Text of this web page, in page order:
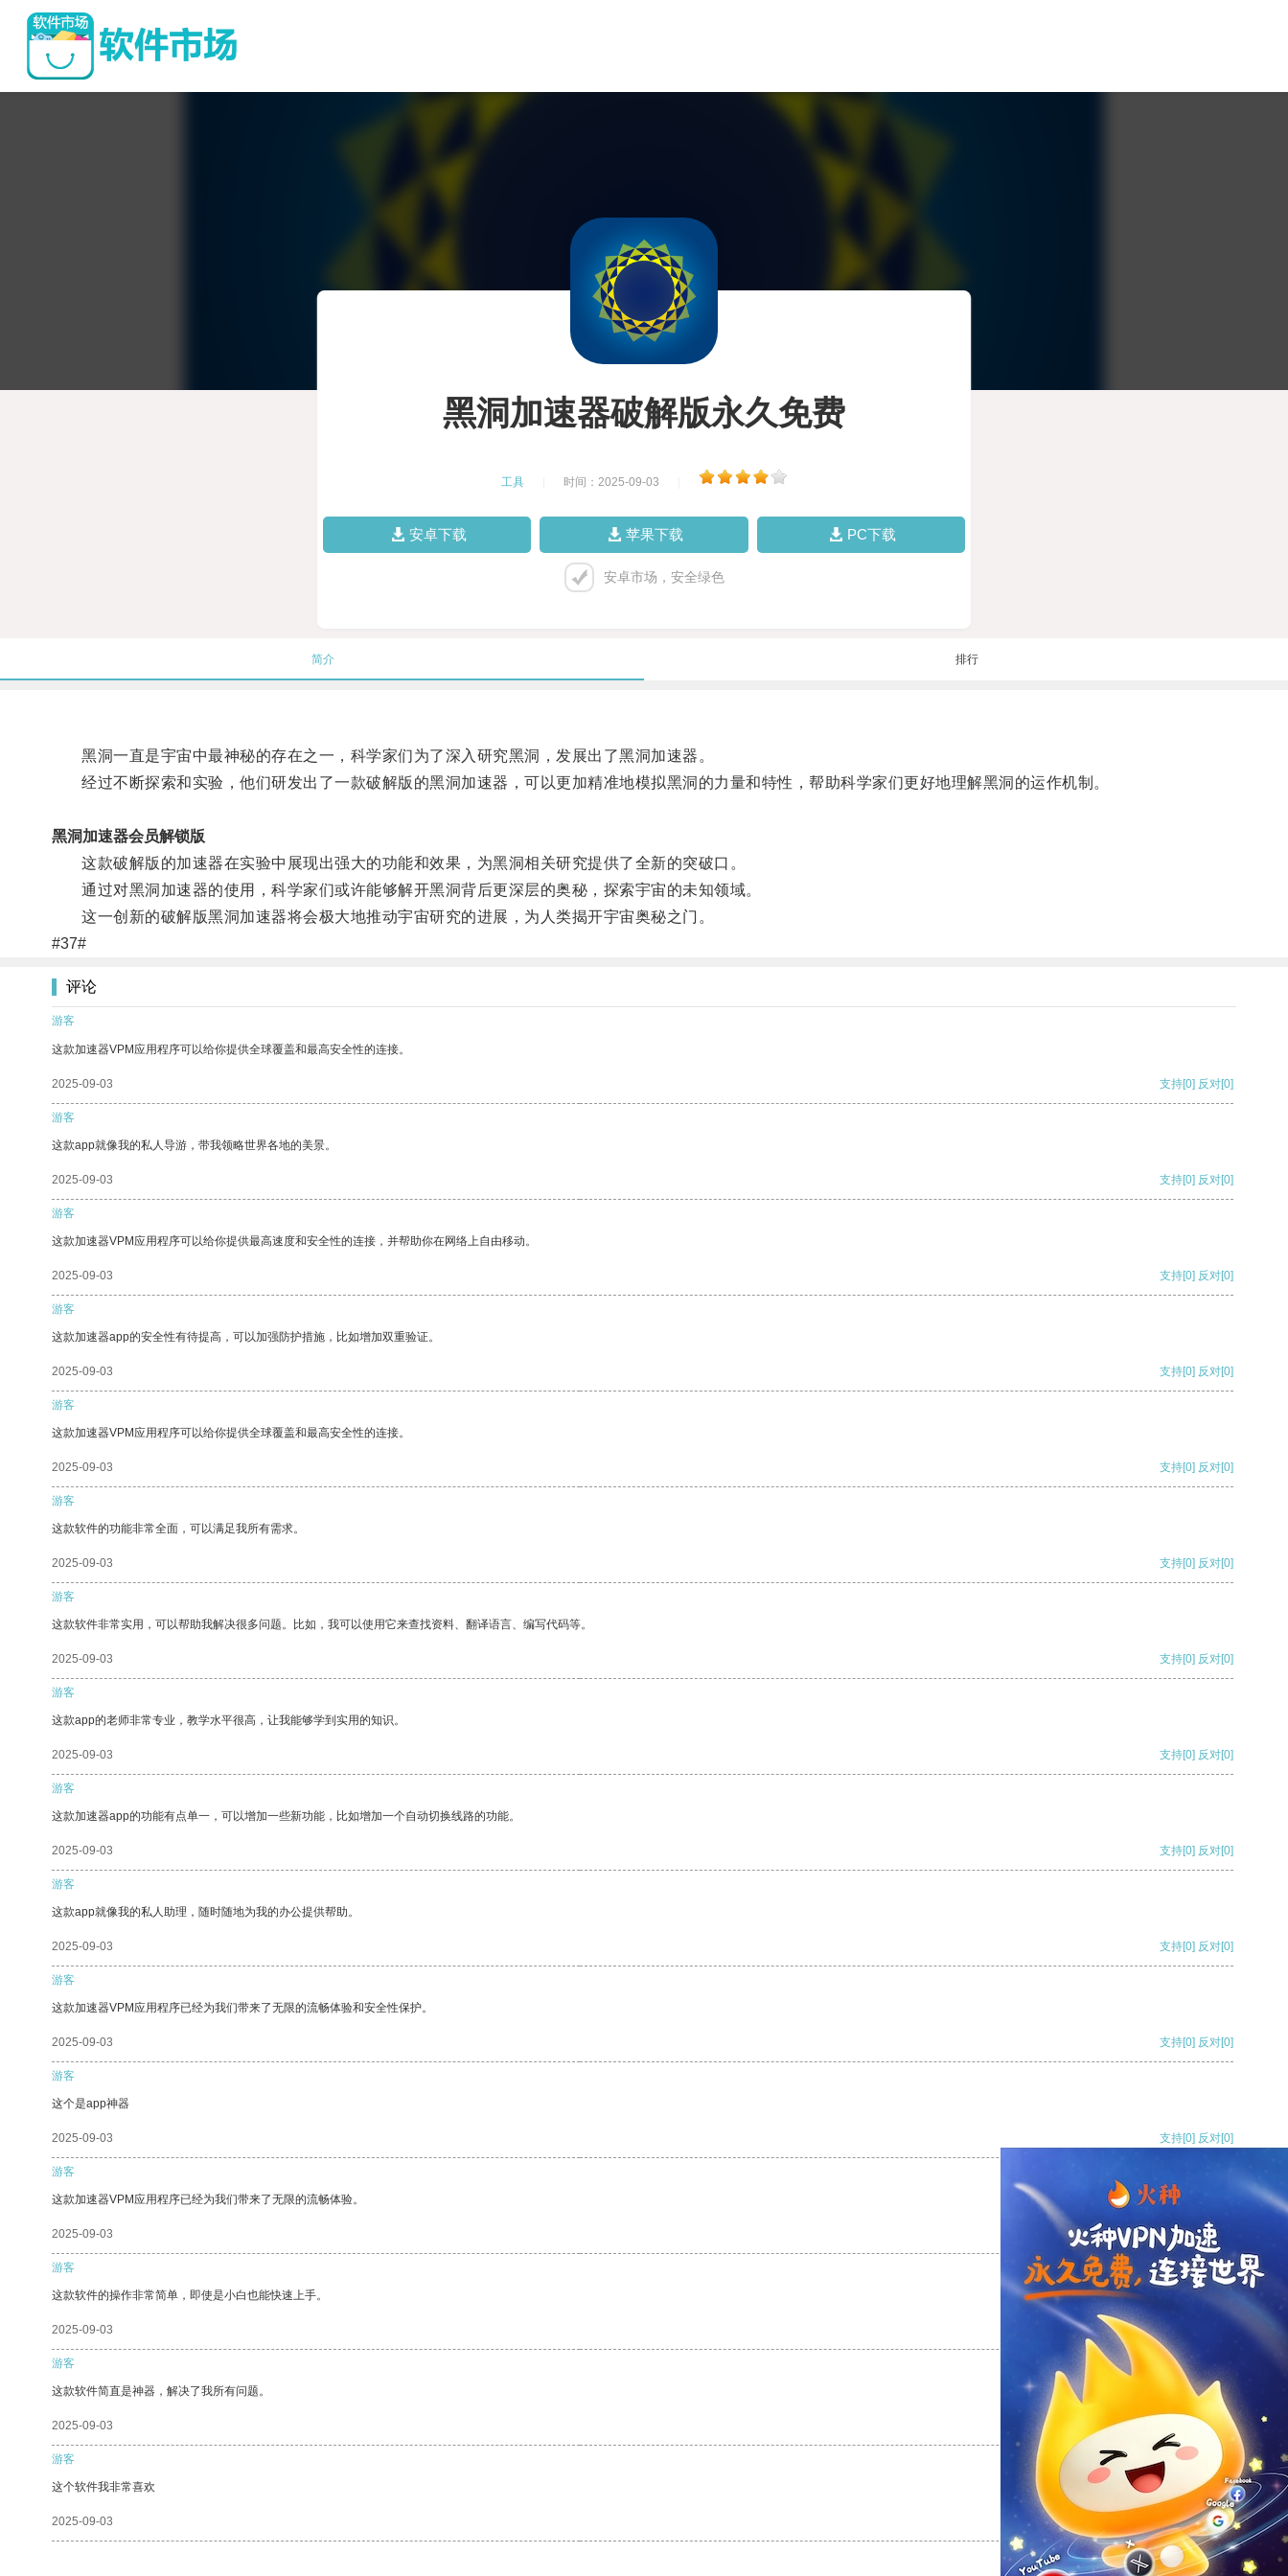
黑洞加速器破解版永久免费
工具 时间：2025-09-03
安卓下载 苹果下载 PC下载
安卓市场，安全绿色
简介 排行
黑洞一直是宇宙中最神秘的存在之一，科学家们为了深入研究黑洞，发展出了黑洞加速器。
经过不断探索和实验，他们研发出了一款破解版的黑洞加速器，可以更加精准地模拟黑洞的力量和特性，帮助科学家们更好地理解黑洞的运作机制。
黑洞加速器会员解锁版
这款破解版的加速器在实验中展现出强大的功能和效果，为黑洞相关研究提供了全新的突破口。
通过对黑洞加速器的使用，科学家们或许能够解开黑洞背后更深层的奥秘，探索宇宙的未知领域。
这一创新的破解版黑洞加速器将会极大地推动宇宙研究的进展，为人类揭开宇宙奥秘之门。
#37#
评论
游客
这款加速器VPM应用程序可以给你提供全球覆盖和最高安全性的连接。
2025-09-03 支持[0] 反对[0]
游客
这款app就像我的私人导游，带我领略世界各地的美景。
2025-09-03 支持[0] 反对[0]
游客
这款加速器VPM应用程序可以给你提供最高速度和安全性的连接，并帮助你在网络上自由移动。
2025-09-03 支持[0] 反对[0]
游客
这款加速器app的安全性有待提高，可以加强防护措施，比如增加双重验证。
2025-09-03 支持[0] 反对[0]
游客
这款加速器VPM应用程序可以给你提供全球覆盖和最高安全性的连接。
2025-09-03 支持[0] 反对[0]
游客
这款软件的功能非常全面，可以满足我所有需求。
2025-09-03 支持[0] 反对[0]
游客
这款软件非常实用，可以帮助我解决很多问题。比如，我可以使用它来查找资料、翻译语言、编写代码等。
2025-09-03 支持[0] 反对[0]
游客
这款app的老师非常专业，教学水平很高，让我能够学到实用的知识。
2025-09-03 支持[0] 反对[0]
游客
这款加速器app的功能有点单一，可以增加一些新功能，比如增加一个自动切换线路的功能。
2025-09-03 支持[0] 反对[0]
游客
这款app就像我的私人助理，随时随地为我的办公提供帮助。
2025-09-03 支持[0] 反对[0]
游客
这款加速器VPM应用程序已经为我们带来了无限的流畅体验和安全性保护。
2025-09-03 支持[0] 反对[0]
游客
这个是app神器
2025-09-03 支持[0] 反对[0]
游客
这款加速器VPM应用程序已经为我们带来了无限的流畅体验。
2025-09-03 支持[0] 反对
游客
这款软件的操作非常简单，即使是小白也能快速上手。
2025-09-03 支持
游客
这款软件简直是神器，解决了我所有问题。
2025-09-03 反对 [0]
游客
这个软件我非常喜欢
2025-09-03 支持[0] 反对[0]